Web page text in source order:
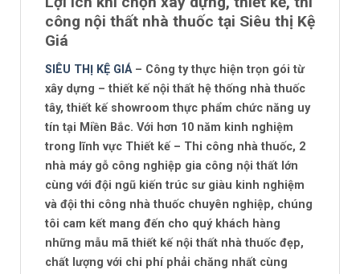
công nội thất nhà thuốc tại Siêu thị Kệ
Giá
SIÊU THỊ KỆ GIÁ– Công ty thực hiện trọn gói từ
xây dựng – thiết kế nội thất hệ thống nhà thuốc
tây, thiết kế showroom thực phẩm chức năng uy
tín tại Miền Bắc. Với hơn 10 năm kinh nghiệm
trong lĩnh vực Thiết kế – Thi công nhà thuốc, 2
nhà máy gỗ công nghiệp gia công nội thất lớn
cùng với đội ngũ kiến trúc sư giàu kinh nghiệm
và đội thi công nhà thuốc chuyên nghiệp, chúng
tôi cam kết mang đến cho quý khách hàng
những mẫu mã thiết kế nội thất nhà thuốc đẹp,
chất lượng với chi phí phải chăng nhất cùng